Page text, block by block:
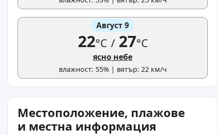
Август 9
22°C /27°C
ясно небе
влажност: 55% | вятър: 22 км/ч
Местоположение, плажове
и местна информация